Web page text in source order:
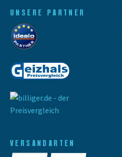
VERSANDARTEN
UNSERE PARTNER